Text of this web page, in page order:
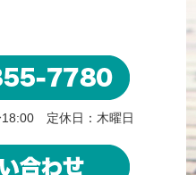
18:00 定休日：木曜日